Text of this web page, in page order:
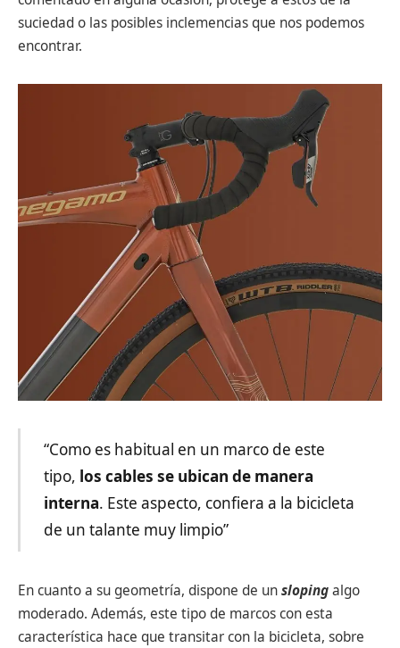
suciedad o las posibles inclemencias que nos podemos
encontrar.
“Como es habitual en un marco de este
tipo, los cables se ubican de manera
interna. Este aspecto, confiera a la bicicleta
de un talante muy limpio”
En cuanto a su geometría, dispone de unslopingalgo
moderado. Además, este tipo de marcos con esta
característica hace que transitar con la bicicleta, sobre